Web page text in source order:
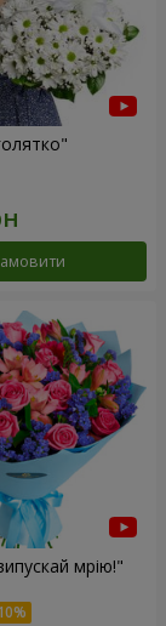
мрію!"